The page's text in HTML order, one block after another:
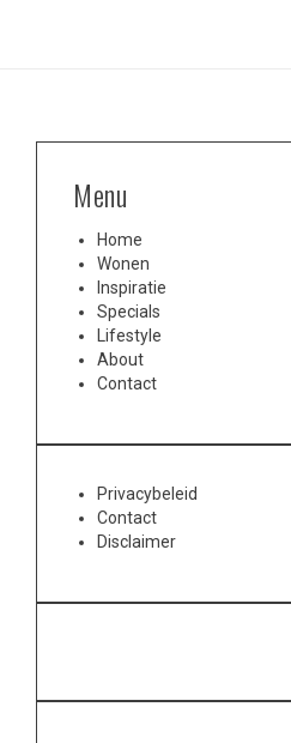
Menu
Home
Wonen
Inspiratie
Specials
Lifestyle
About
Contact
Privacybeleid
Contact
Disclaimer